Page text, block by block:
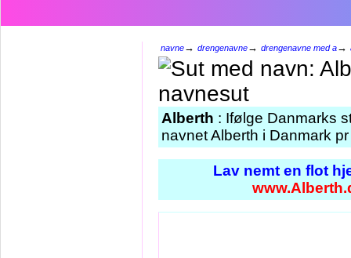
navne→ drengenavne→ drengenavne med a→
Alberth : Ifølge Danmarks
navnet Alberth i Danmark
Lav nemt en flot